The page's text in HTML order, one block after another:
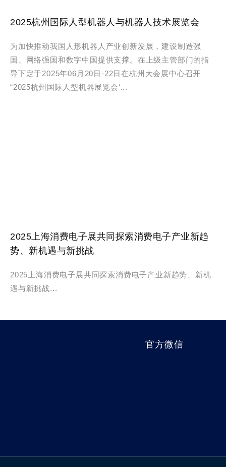
2025杭州国际人型机器人与机器人技术展览会
为加快推动我国人形机器人产业创新发展，建设制造强
国、网络强国和数字中国提供支撑。在上级主管部门的指
导下定于2025年06月20日-22日在杭州大会展中心召开
“2025杭州国际人型机器展览会‘...
2025上海消费电子展共同探索消费电子产业新趋
势、新机遇与新挑战
2025上海消费电子展共同探索消费电子产业新趋势、新机
遇与新挑战...
官方微信